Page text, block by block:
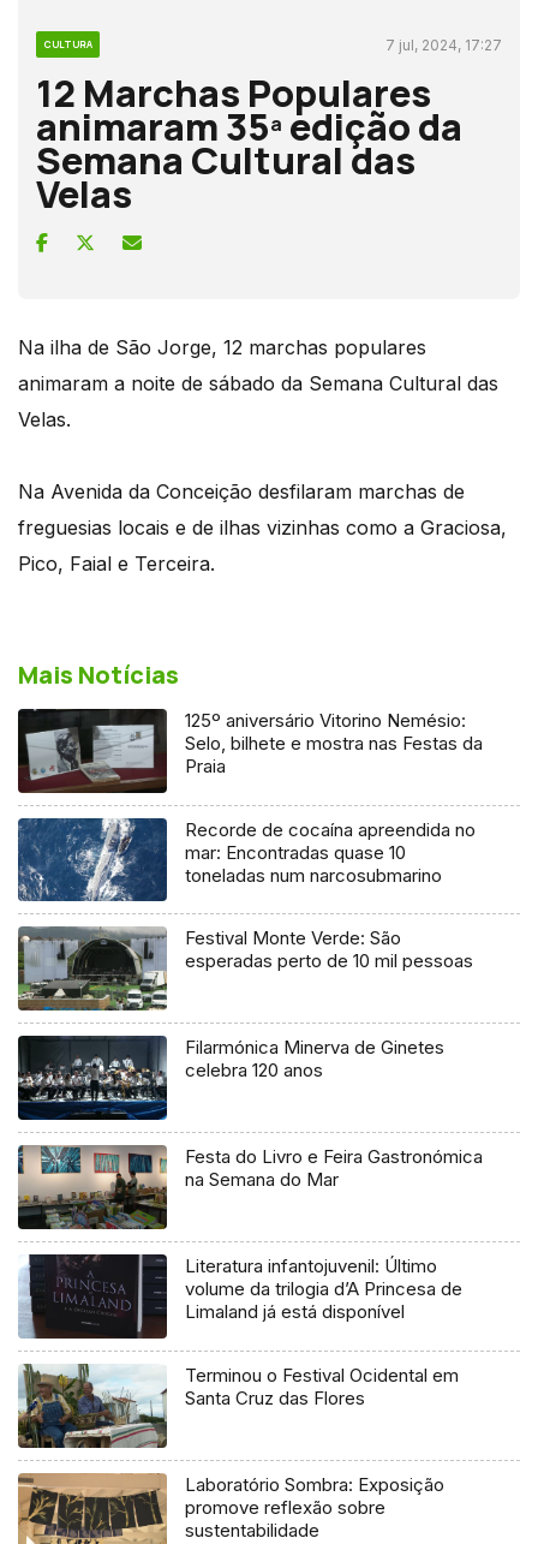
CULTURA 7 jul, 2024, 17:27
12 Marchas Populares
animaram 35ª edição da
Semana Cultural das
Velas
Na ilha de São Jorge, 12 marchas populares
animaram a noite de sábado da Semana Cultural das
Velas.
Na Avenida da Conceição desfilaram marchas de
freguesias locais e de ilhas vizinhas como a Graciosa,
Pico, Faial e Terceira.
Mais Notícias
125º aniversário Vitorino Nemésio:
Selo, bilhete e mostra nas Festas da
Praia
Recorde de cocaína apreendida no
mar: Encontradas quase 10
toneladas num narcosubmarino
Festival Monte Verde: São
esperadas perto de 10 mil pessoas
Filarmónica Minerva de Ginetes
celebra 120 anos
Festa do Livro e Feira Gastronómica
na Semana do Mar
Literatura infantojuvenil: Último
volume da trilogia d’A Princesa de
Limaland já está disponível
Terminou o Festival Ocidental em
Santa Cruz das Flores
Laboratório Sombra: Exposição
promove reflexão sobre
sustentabilidade